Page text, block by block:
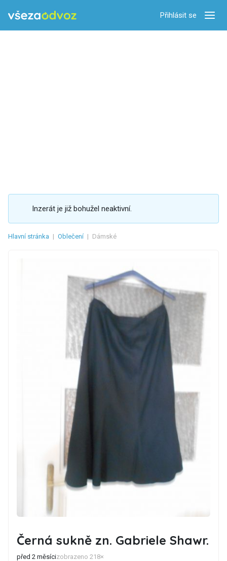
Přihlásit se
Inzerát je již bohužel neaktivní.
Hlavní stránka | Oblečení | Dámské
Černá sukně zn. Gabriele Shawr.
před 2 měsícizobrazeno 218×